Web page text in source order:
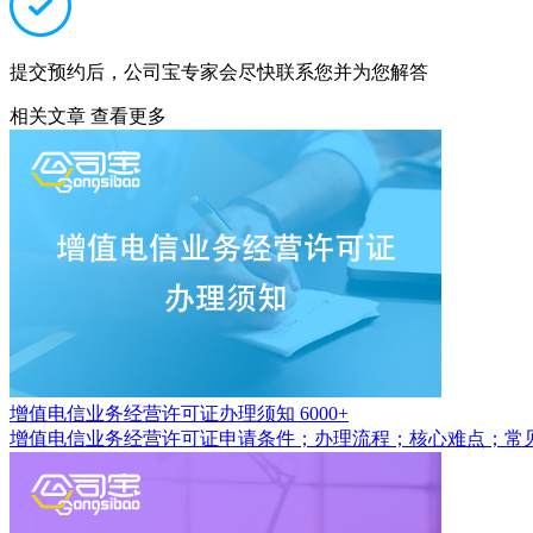
提交预约后，公司宝专家会尽快联系您并为您解答
相关文章 查看更多
增值电信业务经营许可证办理须知 6000+
增值电信业务经营许可证申请条件；办理流程；核心难点；常